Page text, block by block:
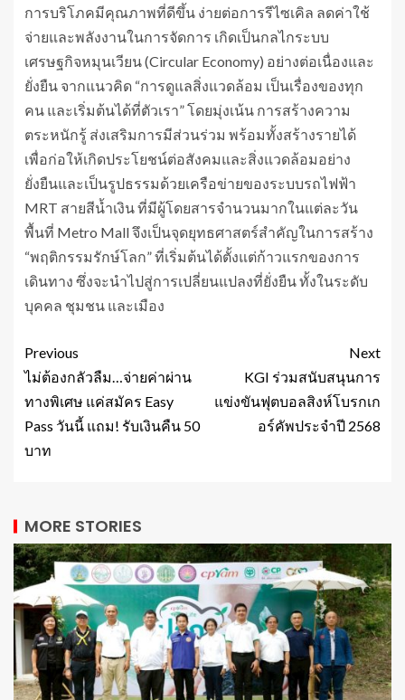
การบริโภคมีคุณภาพที่ดีขึ้น ง่ายต่อการรีไซเคิล ลดค่าใช้
จ่ายและพลังงานในการจัดการ เกิดเป็นกลไกระบบ
เศรษฐกิจหมุนเวียน (Circular Economy) อย่างต่อเนื่องและ
ยั่งยืน จากแนวคิด “การดูแลสิ่งแวดล้อม เป็นเรื่องของทุก
คน และเริ่มต้นได้ที่ตัวเรา” โดยมุ่งเน้น การสร้างความ
ตระหนักรู้ ส่งเสริมการมีส่วนร่วม พร้อมทั้งสร้างรายได้
เพื่อก่อให้เกิดประโยชน์ต่อสังคมและสิ่งแวดล้อมอย่าง
ยั่งยืนและเป็นรูปธรรมด้วยเครือข่ายของระบบรถไฟฟ้า
MRT สายสีน้ำเงิน ที่มีผู้โดยสารจำนวนมากในแต่ละวัน
พื้นที่ Metro Mall จึงเป็นจุดยุทธศาสตร์สำคัญในการสร้าง
“พฤติกรรมรักษ์โลก” ที่เริ่มต้นได้ตั้งแต่ก้าวแรกของการ
เดินทาง ซึ่งจะนำไปสู่การเปลี่ยนแปลงที่ยั่งยืน ทั้งในระดับ
บุคคล ชุมชน และเมือง
Previous
ไม่ต้องกลัวลืม…จ่ายค่าผ่าน
ทางพิเศษ แค่สมัคร Easy
Pass วันนี้ แถม! รับเงินคืน 50
บาท
Next
KGI ร่วมสนับสนุนการ
แข่งขันฟุตบอลสิงห์โบรกเก
อร์คัพประจำปี 2568
MORE STORIES